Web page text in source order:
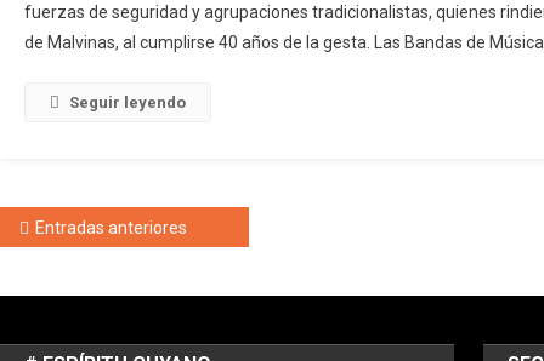
fuerzas de seguridad y agrupaciones tradicionalistas, quienes
de Malvinas, al cumplirse 40 años de la gesta. Las Bandas de
Seguir leyendo
Navegación de entradas
Entradas anteriores